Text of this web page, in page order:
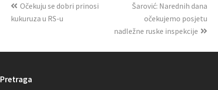
Očekuju se dobri prinosi
kukuruza u RS-u
Šarović: Narednih dana
očekujemo posjetu
nadležne ruske inspekcije
Pretraga